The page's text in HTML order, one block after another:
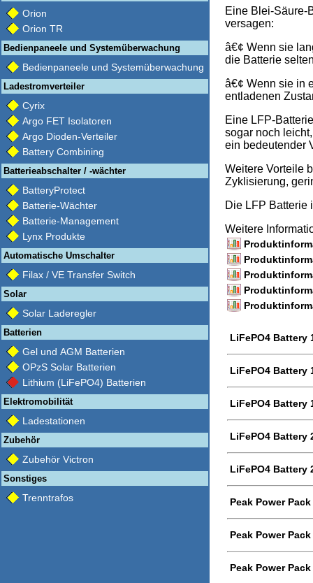
Orion
Orion TR
Bedienpaneele und Systemüberwachung
Bedienpaneele und Systemüberwachung
Ladestromverteiler
Cyrix
Argo FET Isolatoren
Argo Dioden-Verteiler
Battery Combining
Batterieabschalter / -wächter
BatteryProtect
Batterie-Wächter
Batterie-Management
Lynx Produkte
Automatische Umschalter
Filax / VE Transfer Switch
Solar
Solar Laderegler
Batterien
Gel und AGM Batterien
OPzS Solar Batterien
Lithium (LiFePO4) Batterien
Elektromobilität
Ladestationen
Zubehör
Zubehör Victron
Sonstiges
Trenntrafos
Eine Blei-Säure-
versagen:
â€¢ Wenn sie
die Batterie
â€¢ Wenn sie in
entladenen
Eine LFP-
sogar noch
ein bedeutender
Weitere Vorteile
Zyklisierung,
Die LFP Batterie
Weitere
LiFePO4 Battery
LiFePO4 Battery
LiFePO4 Battery
LiFePO4 Battery
LiFePO4 Battery
Peak Power
Peak Power
Peak Power